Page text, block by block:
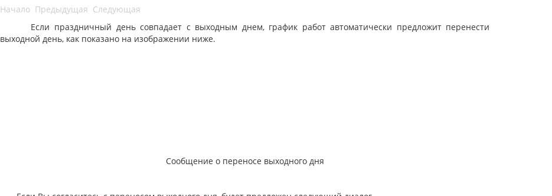
Начало Предыдущая Следующая
Если праздничный день совпадает с выходным днем, график работ автоматически предложит перенести
выходной день, как показано на изображении ниже.
Сообщение о переносе выходного дня